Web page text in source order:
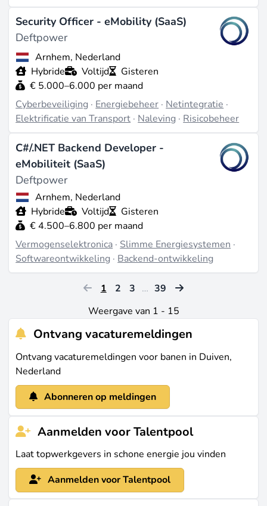
Security Officer - eMobility (SaaS)
Deftpower
Arnhem, Nederland
Hybride
Voltijd
Gisteren
€ 5.000–6.000 per maand
Cyberbeveiliging · Energiebeheer · Netintegratie ·
Elektrificatie van Transport · Naleving · Risicobeheer
C#/.NET Backend Developer -
eMobiliteit (SaaS)
Deftpower
Arnhem, Nederland
Hybride
Voltijd
Gisteren
€ 4.500–6.800 per maand
Vermogenselektronica · Slimme Energiesystemen ·
Softwareontwikkeling · Backend-ontwikkeling
1 2 3 … 39
Weergave van 1 - 15
Ontvang vacaturemeldingen
Ontvang vacaturemeldingen voor banen in Duiven,
Nederland
Abonneren op meldingen
Aanmelden voor Talentpool
Laat topwerkgevers in schone energie jou vinden
Aanmelden voor Talentpool